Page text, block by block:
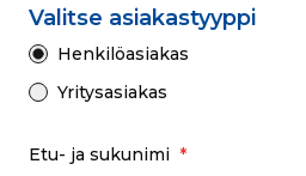
Valitse asiakastyyppi
Henkilöasiakas
Yritysasiakas
Etu- ja sukunimi